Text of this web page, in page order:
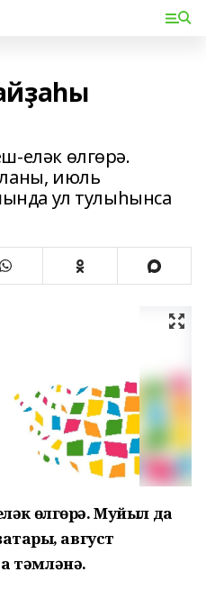
еләк өлгөрә.
июль
ул тулыһынса
өлгөрә. Муйыл да
август
тәмләнә.